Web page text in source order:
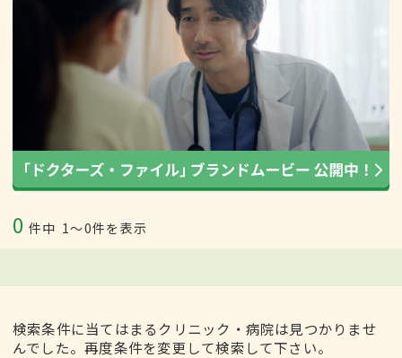
0 件中 1〜0件を表示
検索条件に当てはまるクリニック・病院は見つかりませ
んでした。再度条件を変更して検索して下さい。